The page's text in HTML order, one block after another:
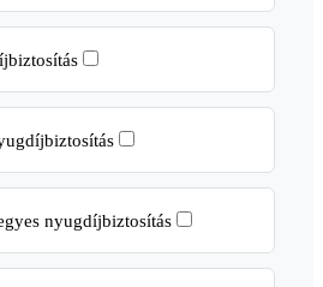
nyugdíjbiztosítás